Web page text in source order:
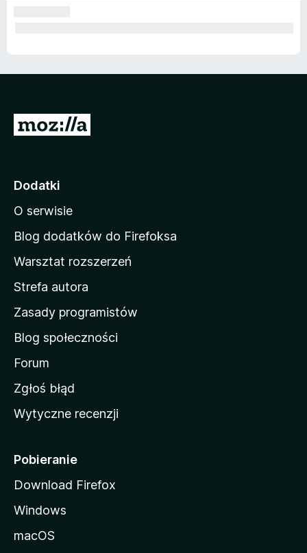
S
o
a
d
m
o
w
M
o
z
l
i
Dodatki
O serwisie
Blog dodatków do Firefoksa
Warsztat rozszerzeń
Strefa autora
Zasady programistów
Blog społeczności
Forum
Zgłoś błąd
Wytyczne recenzji
Pobieranie
Download Firefox
Windows
macOS